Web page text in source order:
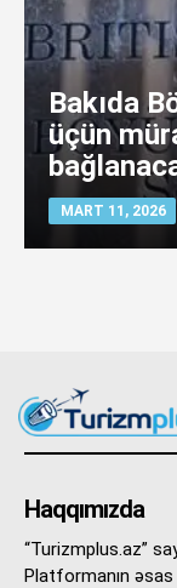
Bakıda
üçün
MART 11, 2026
Haqqımızda
“Turizmplus.az”
Platformanın